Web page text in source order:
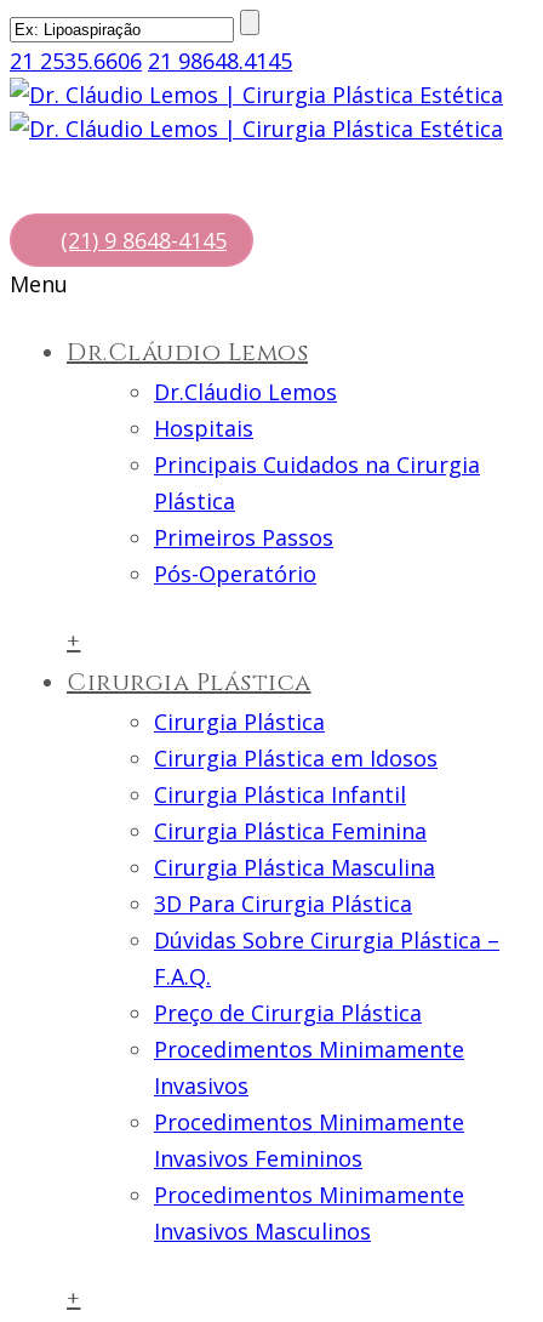
21 2535.6606 21 98648.4145
(21) 9 8648-4145
Menu
Dr.Cláudio Lemos
Dr.Cláudio Lemos
Hospitais
Principais Cuidados na Cirurgia
Plástica
Primeiros Passos
Pós-Operatório
+
Cirurgia Plástica
Cirurgia Plástica
Cirurgia Plástica em Idosos
Cirurgia Plástica Infantil
Cirurgia Plástica Feminina
Cirurgia Plástica Masculina
3D Para Cirurgia Plástica
Dúvidas Sobre Cirurgia Plástica –
F.A.Q.
Preço de Cirurgia Plástica
Procedimentos Minimamente
Invasivos
Procedimentos Minimamente
Invasivos Femininos
Procedimentos Minimamente
Invasivos Masculinos
+